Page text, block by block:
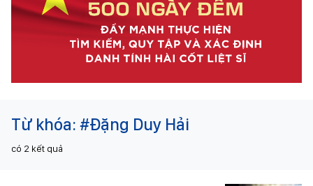
Từ khóa: #Đặng Duy Hải
có 2 kết quả